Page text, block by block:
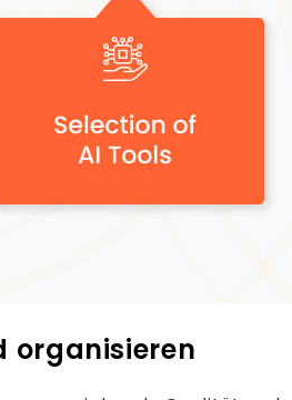
organisieren